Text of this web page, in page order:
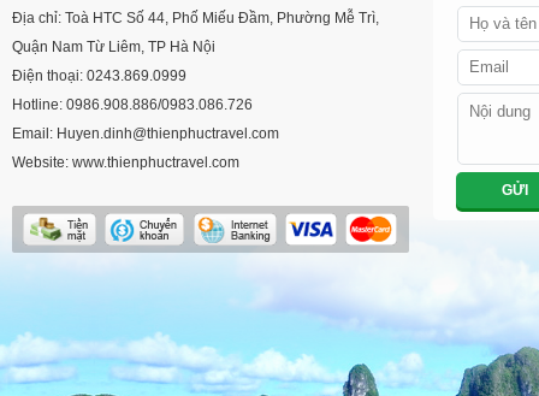
Địa chỉ: Toà HTC Số 44, Phố Miếu Đầm, Phường Mễ Trì,
Quận Nam Từ Liêm, TP Hà Nội
Điện thoại: 0243.869.0999
Hotline: 0986.908.886/0983.086.726
Email: Huyen.dinh@thienphuctravel.com
Website: www.thienphuctravel.com
GỬI